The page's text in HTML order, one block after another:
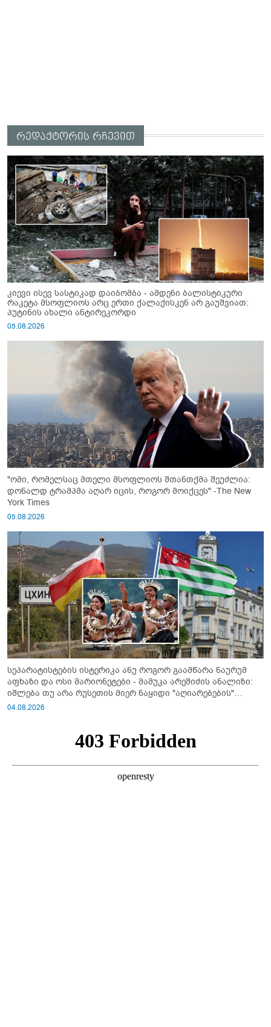
რედაქტორის რჩევით
კიევი ისევ სასტიკად დაიბომბა - ამდენი ბალისტიკური
რაკეტა მსოფლიოს არც ერთი ქალაქისკენ არ გაუშვიათ:
პუტინის ახალი ანტირეკორდი
05.08.2026
"ომი, რომელსაც მთელი მსოფლიოს შთანთქმა შეუძლია:
დონალდ ტრამპმა აღარ იცის, როგორ მოიქცეს" -The New
York Times
05.08.2026
სეპარატისტების ისტერიკა ანუ როგორ გაამწარა ნაურუმ
აფხაზი და ოსი მარიონეტები - მამუკა არეშიძის ანალიზი:
იშლება თუ არა რუსეთის მიერ ნაყიდი "აღიარებების"
სისტემა?!
04.08.2026